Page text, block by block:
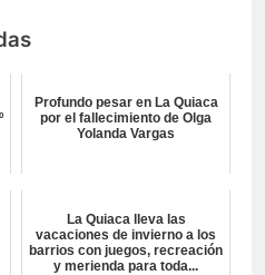
Profundo pesar en La Quiaca
por el fallecimiento de Olga
Yolanda Vargas
La Quiaca lleva las
vacaciones de invierno a los
barrios con juegos, recreación
y merienda para toda...